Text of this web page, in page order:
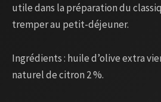
utile dans la préparation du
tremper au petit-déjeuner.
Ingrédients : huile d’olive extra
naturel de citron 2 %.